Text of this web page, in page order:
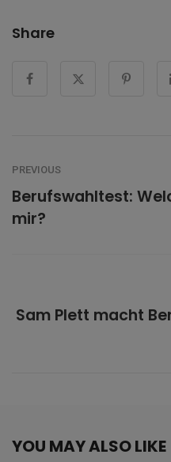
Share
PREVIOUS
Berufswahltest:
mir?
Sam Plett macht
YOU MAY ALSO LIKE